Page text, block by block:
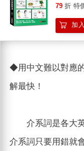
用背！
79 折 特
加
◆用中文難以對應
解最快！
介系詞是各大英
介系詞只要用錯就